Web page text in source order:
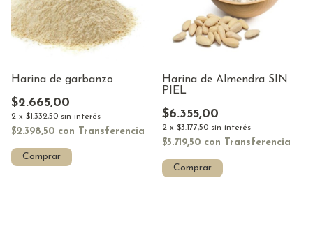
Harina de garbanzo
$2.665,00
2 x $1.332,50 sin interés
$2.398,50 con Transferencia
Comprar
Harina de Almendra SIN
PIEL
$6.355,00
2 x $3.177,50 sin interés
$5.719,50 con Transferencia
Comprar